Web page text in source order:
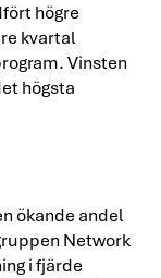
högre
kvartal
Vinsten
högsta
ökande andel
Network
i fjärde